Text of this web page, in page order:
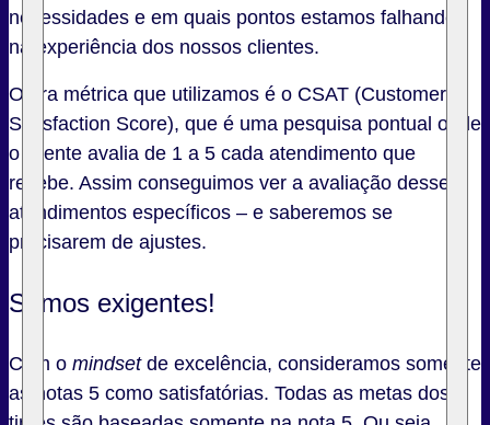
necessidades e em quais pontos estamos falhando
na experiência dos nossos clientes.
Outra métrica que utilizamos é o CSAT (Customer
Satisfaction Score), que é uma pesquisa pontual onde
o cliente avalia de 1 a 5 cada atendimento que
recebe. Assim conseguimos ver a avaliação desses
atendimentos específicos – e saberemos se
precisarem de ajustes.
Somos exigentes!
Com o mindsetde excelência, consideramos somente
as notas 5 como satisfatórias. Todas as metas dos